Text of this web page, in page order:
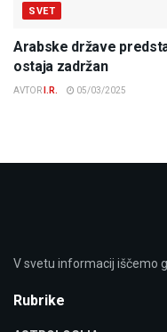
SVET
Arabske države
ostaja zadržan
AVTOR I.R. 05/03/2025
V svetu informacij iščemo
Rubrike